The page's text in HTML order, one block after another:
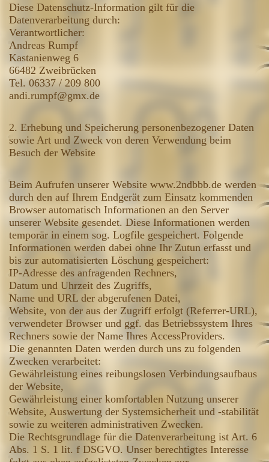
Diese Datenschutz-Information gilt für die
Datenverarbeitung durch:
Verantwortlicher:
Andreas Rumpf
Kastanienweg 6
66482 Zweibrücken
Tel. 06337 / 209 800
andi.rumpf@gmx.de
2. Erhebung und Speicherung personenbezogener Daten
sowie Art und Zweck von deren Verwendung beim
Besuch der Website
Beim Aufrufen unserer Website www.2ndbbb.de werden
durch den auf Ihrem Endgerät zum Einsatz kommenden
Browser automatisch Informationen an den Server
unserer Website gesendet. Diese Informationen werden
temporär in einem sog. Logfile gespeichert. Folgende
Informationen werden dabei ohne Ihr Zutun erfasst und
bis zur automatisierten Löschung gespeichert:
IP-Adresse des anfragenden Rechners,
Datum und Uhrzeit des Zugriffs,
Name und URL der abgerufenen Datei,
Website, von der aus der Zugriff erfolgt (Referrer-URL),
verwendeter Browser und ggf. das Betriebssystem Ihres
Rechners sowie der Name Ihres AccessProviders.
Die genannten Daten werden durch uns zu folgenden
Zwecken verarbeitet:
Gewährleistung eines reibungslosen Verbindungsaufbaus
der Website,
Gewährleistung einer komfortablen Nutzung unserer
Website, Auswertung der Systemsicherheit und -stabilität
sowie zu weiteren administrativen Zwecken.
Die Rechtsgrundlage für die Datenverarbeitung ist Art. 6
Abs. 1 S. 1 lit. f DSGVO. Unser berechtigtes Interesse